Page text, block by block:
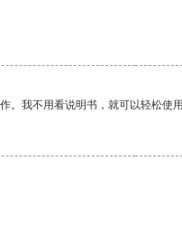
我不用看说明书，就可以轻松使用